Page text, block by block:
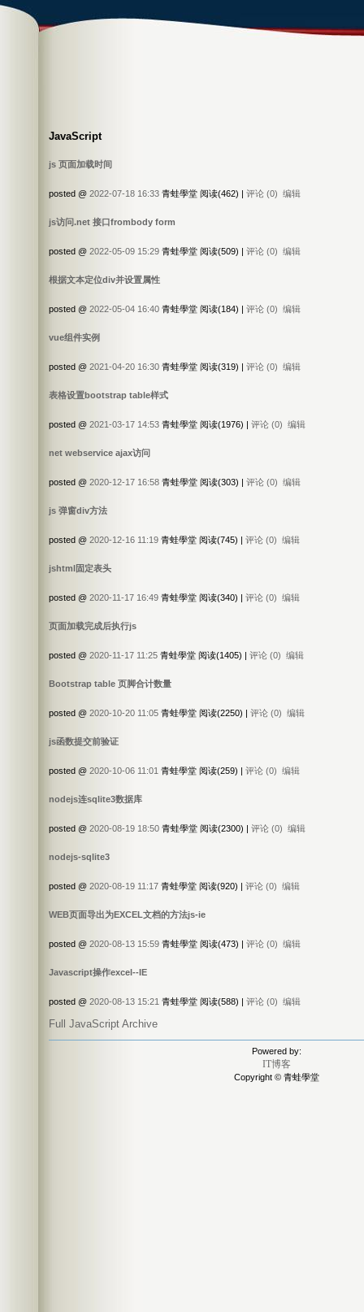
JavaScript
js 页面加载时间
posted @ 2022-07-18 16:33 青蛙學堂 阅读(462) | 评论 (0) 编辑
js访问.net 接口frombody form
posted @ 2022-05-09 15:29 青蛙學堂 阅读(509) | 评论 (0) 编辑
根据文本定位div并设置属性
posted @ 2022-05-04 16:40 青蛙學堂 阅读(184) | 评论 (0) 编辑
vue组件实例
posted @ 2021-04-20 16:30 青蛙學堂 阅读(319) | 评论 (0) 编辑
表格设置bootstrap table样式
posted @ 2021-03-17 14:53 青蛙學堂 阅读(1976) | 评论 (0) 编辑
net webservice ajax访问
posted @ 2020-12-17 16:58 青蛙學堂 阅读(303) | 评论 (0) 编辑
js 弹窗div方法
posted @ 2020-12-16 11:19 青蛙學堂 阅读(745) | 评论 (0) 编辑
jshtml固定表头
posted @ 2020-11-17 16:49 青蛙學堂 阅读(340) | 评论 (0) 编辑
页面加载完成后执行js
posted @ 2020-11-17 11:25 青蛙學堂 阅读(1405) | 评论 (0) 编辑
Bootstrap table 页脚合计数量
posted @ 2020-10-20 11:05 青蛙學堂 阅读(2250) | 评论 (0) 编辑
js函数提交前验证
posted @ 2020-10-06 11:01 青蛙學堂 阅读(259) | 评论 (0) 编辑
nodejs连sqlite3数据库
posted @ 2020-08-19 18:50 青蛙學堂 阅读(2300) | 评论 (0) 编辑
nodejs-sqlite3
posted @ 2020-08-19 11:17 青蛙學堂 阅读(920) | 评论 (0) 编辑
WEB页面导出为EXCEL文档的方法js-ie
posted @ 2020-08-13 15:59 青蛙學堂 阅读(473) | 评论 (0) 编辑
Javascript操作excel--IE
posted @ 2020-08-13 15:21 青蛙學堂 阅读(588) | 评论 (0) 编辑
Full JavaScript Archive
Powered by:
IT博客
Copyright © 青蛙學堂